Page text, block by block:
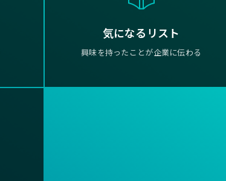
気になるリスト
興味を持ったことが企業に伝わる